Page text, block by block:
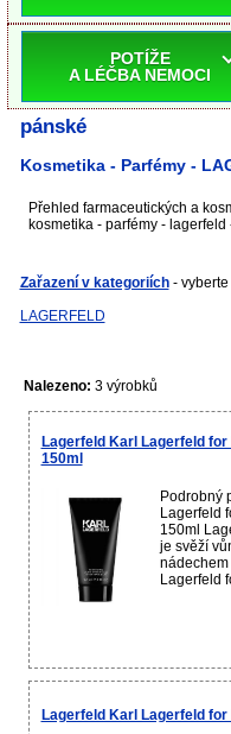
POTÍŽE
A LÉČBA NEMOCI
pánské
Kosmetika - Parfémy -
Přehled farmaceutických a
kosmetika - parfémy - lagerfeld
Zařazení v kategoriích -
LAGERFELD
Nalezeno: 3 výrobků
Lagerfeld Karl Lagerfeld
150ml
Podrobný
Lagerfeld
150ml
je svěží
nádechem
Lagerfeld
Lagerfeld Karl Lagerfeld for